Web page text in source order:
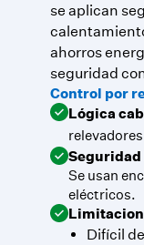
se aplican
ahorros
seguridad
Control por
Lógica
Seguridad
Se usan
eléctricos.
Difícil